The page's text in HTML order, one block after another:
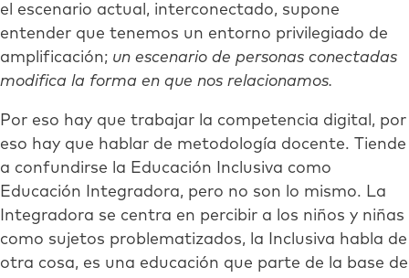
el escenario actual, interconectado, supone
entender que tenemos un entorno privilegiado de
amplificación; un escenario de personas conectadas
modifica la forma en que nos relacionamos.
Por eso hay que trabajar la competencia digital, por
eso hay que hablar de metodología docente. Tiende
a confundirse la Educación Inclusiva como
Educación Integradora, pero no son lo mismo. La
Integradora se centra en percibir a los niños y niñas
como sujetos problematizados, la Inclusiva habla de
otra cosa, es una educación que parte de la base de